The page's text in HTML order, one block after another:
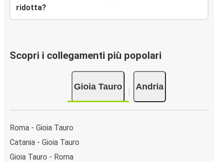
ridotta?
Scopri i collegamenti più popolari
Gioia Tauro Andria
Roma - Gioia Tauro
Catania - Gioia Tauro
Gioia Tauro - Roma